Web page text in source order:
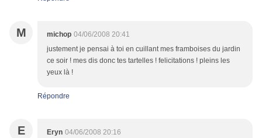
M michop 04/06/2008 20:41
justement je pensai à toi en cuillant mes framboises du jardin
ce soir ! mes dis donc tes tartelles ! felicitations ! pleins les
yeux là !
Répondre
E Eryn 04/06/2008 20:16